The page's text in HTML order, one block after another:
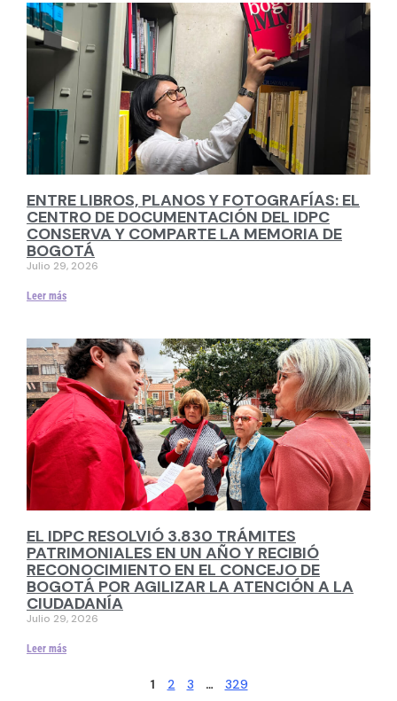
ENTRE LIBROS, PLANOS Y FOTOGRAFÍAS: EL
CENTRO DE DOCUMENTACIÓN DEL IDPC
CONSERVA Y COMPARTE LA MEMORIA DE
BOGOTÁ
Julio 29, 2026
Leer más
EL IDPC RESOLVIÓ 3.830 TRÁMITES
PATRIMONIALES EN UN AÑO Y RECIBIÓ
RECONOCIMIENTO EN EL CONCEJO DE
BOGOTÁ POR AGILIZAR LA ATENCIÓN A LA
CIUDADANÍA
Julio 29, 2026
Leer más
1 2 3 … 329